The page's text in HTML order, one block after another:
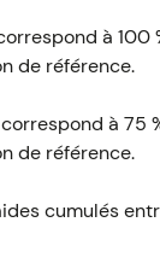
à
de référence.
à
de référence.
cumulés